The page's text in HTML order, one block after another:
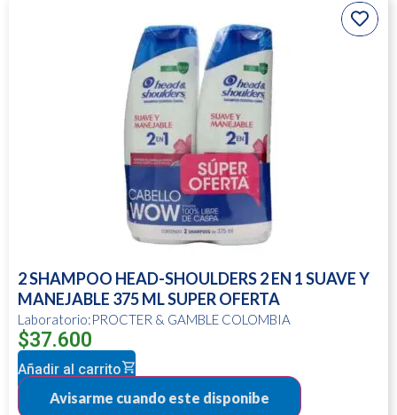
2 SHAMPOO HEAD-SHOULDERS 2 EN 1 SUAVE Y
MANEJABLE 375 ML SUPER OFERTA
Laboratorio:PROCTER & GAMBLE COLOMBIA
$37.600
Añadir al carrito